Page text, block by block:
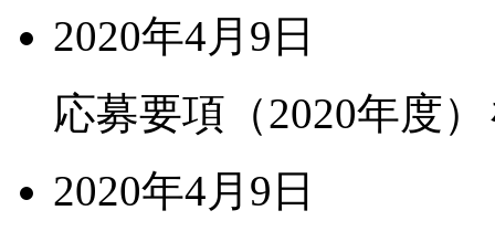
2020年4月9日
応募要項（2020年度
2020年4月9日